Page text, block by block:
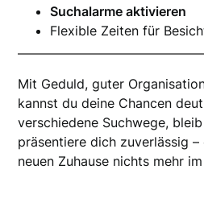
Suchalarme aktivieren
Flexible Zeiten für
Mit Geduld, guter
kannst du deine Chancen
verschiedene Suchwege,
präsentiere dich zuverlässig
neuen Zuhause nichts mehr